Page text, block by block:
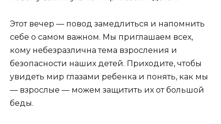
Этот вечер — повод замедлиться и напомнить
себе о самом важном. Мы приглашаем всех,
кому небезразлична тема взросления и
безопасности наших детей. Приходите, чтобы
увидеть мир глазами ребенка и понять, как мы
— взрослые — можем защитить их от большой
беды.